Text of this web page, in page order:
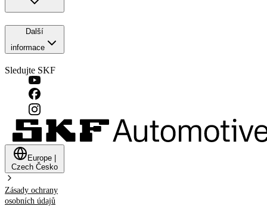
Další
informace
Sledujte SKF
Europe
Czech Česko
Zásady ochrany
osobních údajů